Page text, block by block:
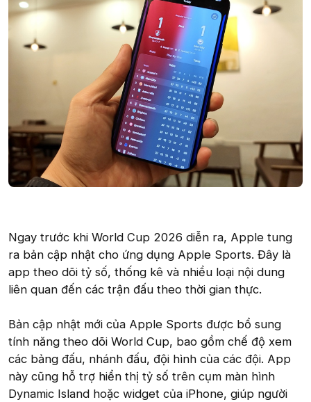
Ngay trước khi World Cup 2026 diễn ra, Apple tung
ra bản cập nhật cho ứng dụng Apple Sports. Đây là
app theo dõi tỷ số, thống kê và nhiều loại nội dung
liên quan đến các trận đấu theo thời gian thực.
Bản cập nhật mới của Apple Sports được bổ sung
tính năng theo dõi World Cup, bao gồm chế độ xem
các bảng đấu, nhánh đấu, đội hình của các đội. App
này cũng hỗ trợ hiển thị tỷ số trên cụm màn hình
Dynamic Island hoặc widget của iPhone, giúp người